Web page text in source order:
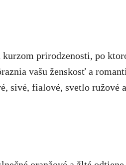
kurzom prirodzenosti, po
vašu ženskosť a
sivé, fialové, svetlo ružové